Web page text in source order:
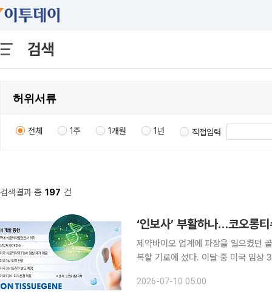
검색
전체 1주 1개월 1년 직접입력
검색결과 총 197 건
‘인보사’ 부활하나…코오롱
제약바이오 업계에 파장을 일으켰던
복할 기로에 섰다. 이달 중 미국 임
치료제 TG-C의 미국 임상 3상 톱라
2026-07-10 05:00